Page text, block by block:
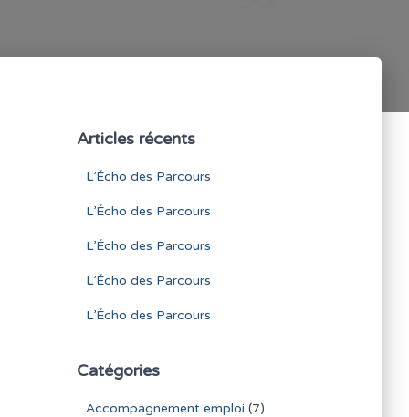
Articles récents
L’Écho des Parcours
L’Écho des Parcours
L’Écho des Parcours
L’Écho des Parcours
L’Écho des Parcours
Catégories
Accompagnement emploi (7)